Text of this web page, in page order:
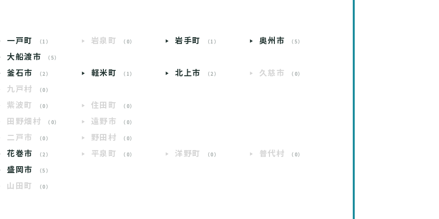
一戸町 （1） 岩泉町 （0） 岩手町 （1） 奥州市 （5）
大船渡市 （5）
釜石市 （2） 軽米町 （1） 北上市 （2） 久慈市 （0）
九戸村 （0）
紫波町 （0） 住田町 （0）
田野畑村 （0） 遠野市 （0）
二戸市 （0） 野田村 （0）
花巻市 （2） 平泉町 （0） 洋野町 （0） 普代村 （0）
盛岡市 （5）
山田町 （0）